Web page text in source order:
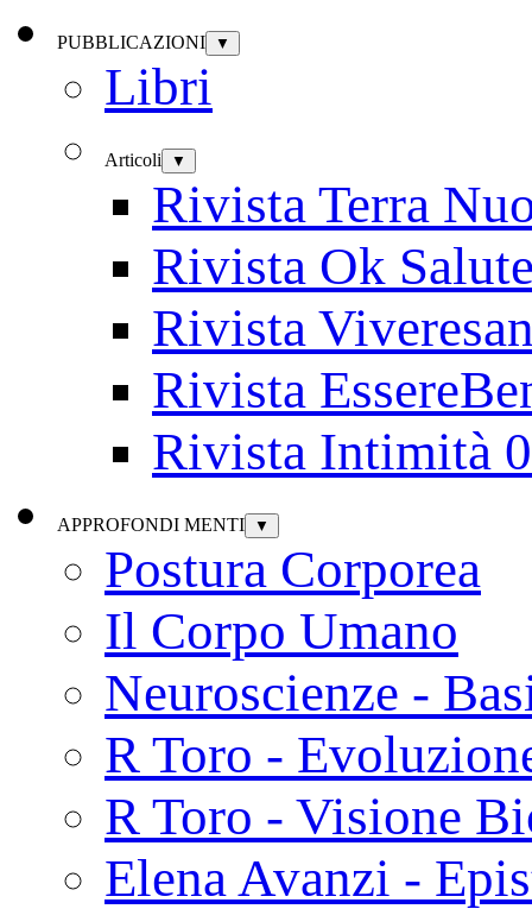
PUBBLICAZIONI ▼
Libri
Articoli ▼
Rivista Terra
Rivista Ok
Rivista
Rivista
Rivista Intimità
APPROFONDI MENTI ▼
Postura Corporea
Il Corpo Umano
Neuroscienze -
R Toro -
R Toro - Visione
Elena Avanzi -